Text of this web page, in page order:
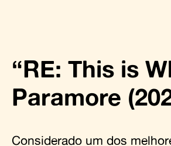
“RE: This is
Paramore
Considerado um dos